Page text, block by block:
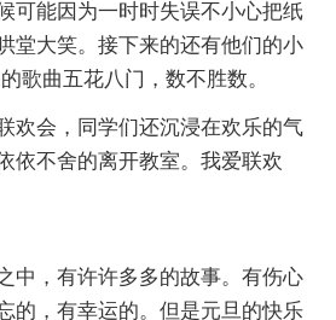
可能因为一时时失误不小心把纸
堂大笑。接下来的还有他们的小
歌曲五花八门，数不胜数。
欢会，同学们还沉浸在欢乐的气
依不舍的离开教室。我爱联欢
中，有许许多多的故事。有伤心
的，有幸运的。但是元旦的快乐